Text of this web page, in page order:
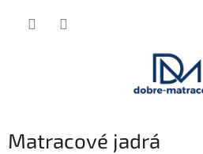
Matracové jadrá